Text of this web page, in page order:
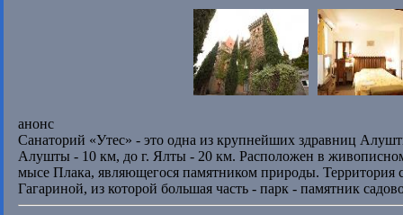
анонс
Санаторий «Утес» - это одна из крупнейших здравниц
Алушты - 10 км, до г. Ялты - 20 км. Расположен в
мысе Плака, являющегося памятником природы. Территория
Гагариной, из которой большая часть - парк - памятник